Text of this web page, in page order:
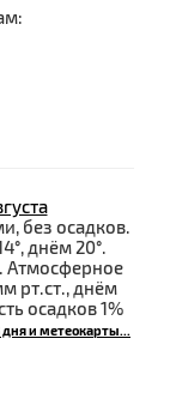
без осадков.
днём 20°.
Атмосферное
рт.ст., днём
осадков 1%
дня и метеокарты...